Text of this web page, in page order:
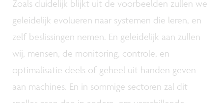
Zoals duidelijk blijkt uit de voorbeelden zullen we
geleidelijk evolueren naar systemen die leren, en
zelf beslissingen nemen. En geleidelijk aan zullen
wij, mensen, de monitoring, controle, en
optimalisatie deels of geheel uit handen geven
aan machines. En in sommige sectoren zal dit